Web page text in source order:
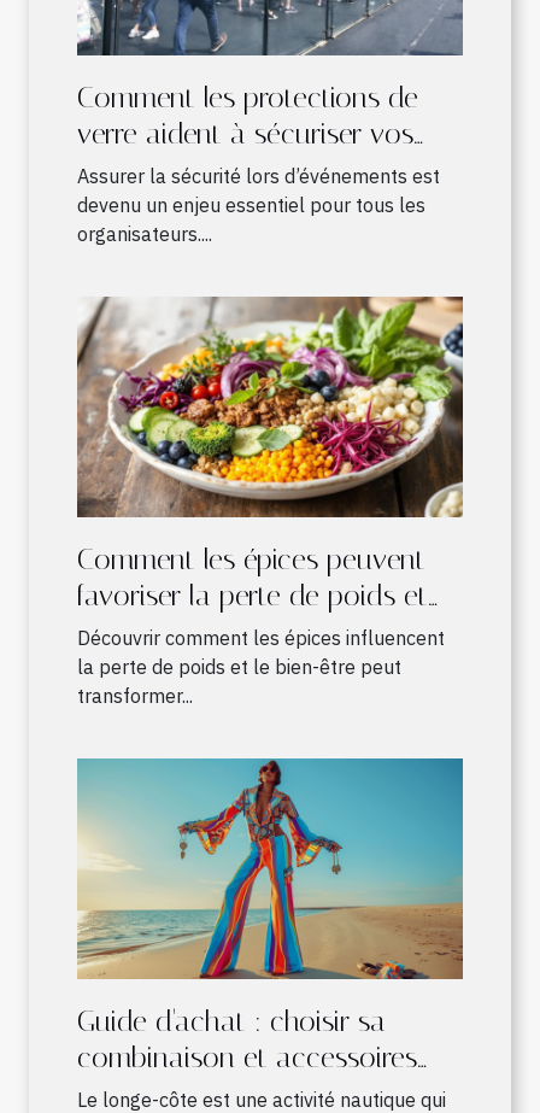
Comment les protections de
verre aident à sécuriser vos
événements ?
Assurer la sécurité lors d’événements est
devenu un enjeu essentiel pour tous les
organisateurs....
Comment les épices peuvent
favoriser la perte de poids et
améliorer le bien-être
Découvrir comment les épices influencent
la perte de poids et le bien-être peut
transformer...
Guide d'achat : choisir sa
combinaison et accessoires
pour le longe-côte
Le longe-côte est une activité nautique qui